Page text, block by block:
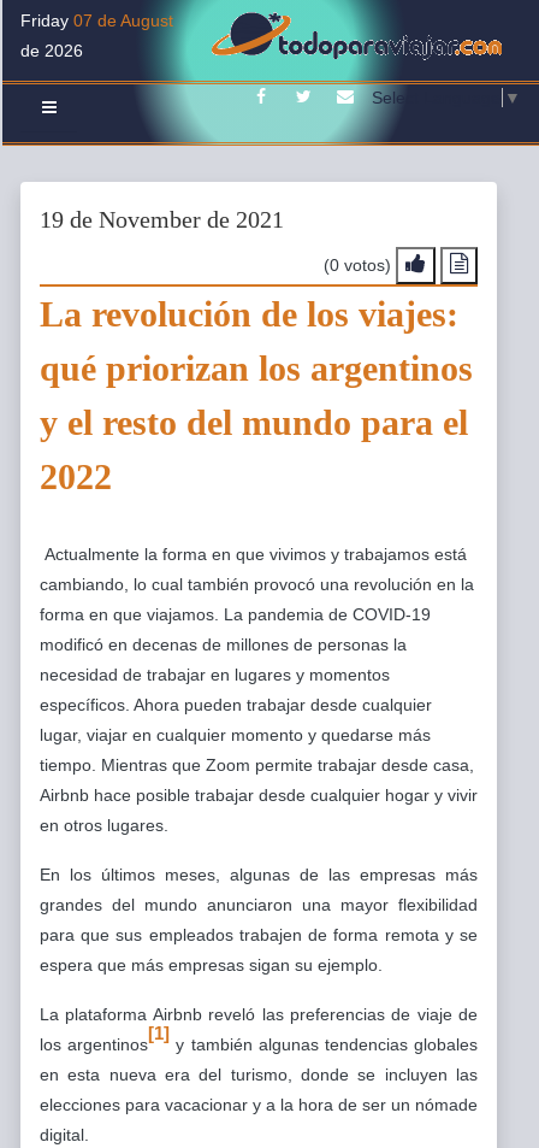
Friday 07 de August
de 2026
FacebookTwitterContacto
Select Language ▼
19 de November de 2021
(0 votos)
La revolución de los viajes:
qué priorizan los argentinos
y el resto del mundo para el
2022
Actualmente la forma en que vivimos y trabajamos está
cambiando, lo cual también provocó una revolución en la
forma en que viajamos. La pandemia de COVID-19
modificó en decenas de millones de personas la
necesidad de trabajar en lugares y momentos
específicos. Ahora pueden trabajar desde cualquier
lugar, viajar en cualquier momento y quedarse más
tiempo. Mientras que Zoom permite trabajar desde casa,
Airbnb hace posible trabajar desde cualquier hogar y vivir
en otros lugares.
En los últimos meses, algunas de las empresas más
grandes del mundo anunciaron una mayor flexibilidad
para que sus empleados trabajen de forma remota y se
espera que más empresas sigan su ejemplo.
La plataforma Airbnb reveló las preferencias de viaje de
los argentinos
[1]
y también algunas tendencias globales
en esta nueva era del turismo, donde se incluyen las
elecciones para vacacionar y a la hora de ser un nómade
digital.